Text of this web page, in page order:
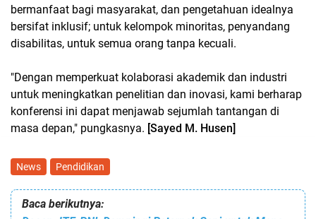
bermanfaat bagi masyarakat, dan pengetahuan idealnya
bersifat inklusif; untuk kelompok minoritas, penyandang
disabilitas, untuk semua orang tanpa kecuali.
"Dengan memperkuat kolaborasi akademik dan industri
untuk meningkatkan penelitian dan inovasi, kami berharap
konferensi ini dapat menjawab sejumlah tantangan di
masa depan," pungkasnya. [Sayed M. Husen]
News Pendidikan
Baca berikutnya: